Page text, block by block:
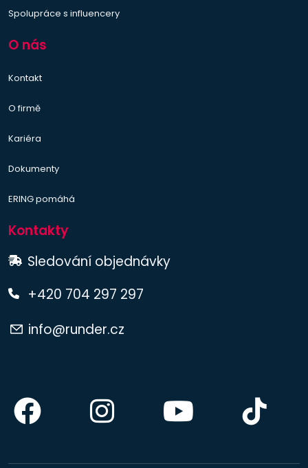
Spolupráce s influencery
O nás
Kontakt
O firmě
Kariéra
Dokumenty
ERING pomáhá
Kontakty
Sledování objednávky
+420 704 297 297
info@runder.cz